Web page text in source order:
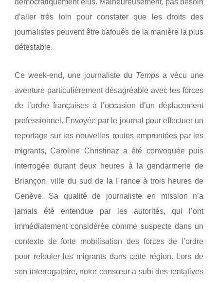
démocratiquement élus. Malheureusement, pas besoin
d’aller très loin pour constater que les droits des
journalistes peuvent être bafoués de la manière la plus
détestable.
Ce week-end, une journaliste du Temps a vécu une
aventure particulièrement désagréable avec les forces
de l’ordre françaises à l’occasion d’un déplacement
professionnel. Envoyée par le journal pour effectuer un
reportage sur les nouvelles routes empruntées par les
migrants, Caroline Christinaz a été convoquée puis
interrogée durant deux heures à la gendarmerie de
Briançon, ville du sud de la France à trois heures de
Genève. Sa qualité de journaliste en mission n’a
jamais été entendue par les autorités, qui l’ont
immédiatement considérée comme suspecte dans un
contexte de forte mobilisation des forces de l’ordre
pour refouler les migrants dans cette région. Lors de
son interrogatoire, notre consœur a subi des tentatives